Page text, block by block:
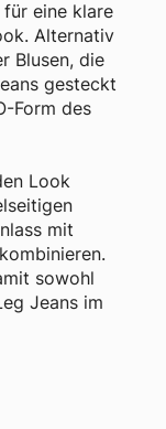
eine klare
Alternativ
Blusen, die
gesteckt
Form des
Look
mit
sowohl
Jeans im